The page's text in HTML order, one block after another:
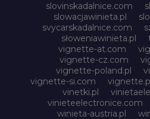
slovinskadalnice.com
slowacjawinieta.pl
svycarskadalnice.com
słoweniawinieta.pl
vignette-at.com
vignette-cz.com
vignette-poland.pl
vignette-si.com
vinetki.pl
vinieteelectronice.com
winieta-austria.pl